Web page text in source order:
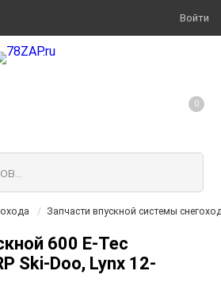
Войти
0
/ Запчасти впускной системы
600 E-Tec
Ski-Doo, Lynx 12-